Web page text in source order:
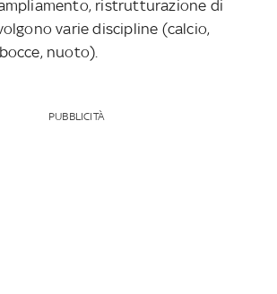
ristrutturazione di
varie discipline (calcio,
nuoto).
PUBBLICITÀ